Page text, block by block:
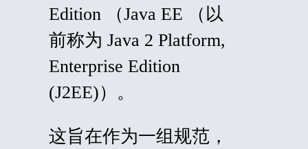
Edition （Java EE （以
前称为 Java 2 Platform,
Enterprise Edition
(J2EE)）。
这旨在作为一组规范，